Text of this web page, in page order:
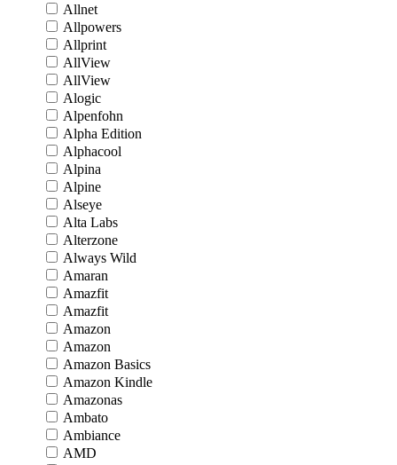
Allnet
Allpowers
Allprint
AllView
AllView
Alogic
Alpenfohn
Alpha Edition
Alphacool
Alpina
Alpine
Alseye
Alta Labs
Alterzone
Always Wild
Amaran
Amazfit
Amazfit
Amazon
Amazon
Amazon Basics
Amazon Kindle
Amazonas
Ambato
Ambiance
AMD